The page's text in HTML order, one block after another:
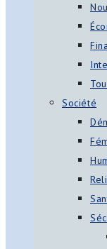
Société